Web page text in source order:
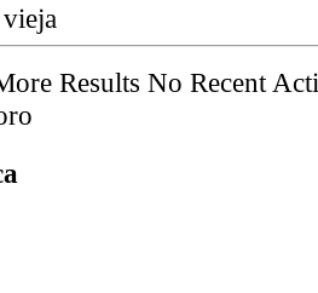
Results No Recent